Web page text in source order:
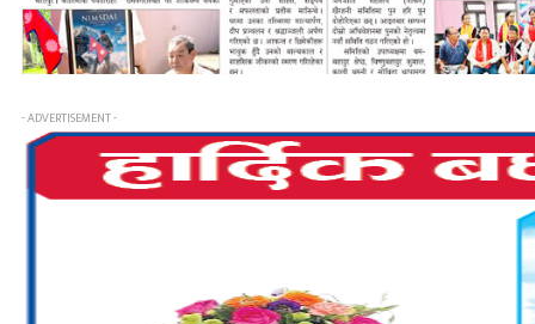
- ADVERTISEMENT -